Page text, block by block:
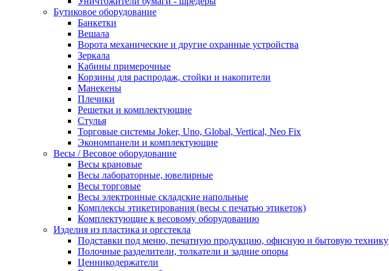
Бутиковое оборудование
Банкетки
Вешала
Ворота механические и другие охранные устройства
Зеркала
Кабины примерочные
Корзины для распродаж, стойки и накопители
Манекены
Плечики
Решетки и комплектующие
Стулья
Торговые системы Joker, Uno, Global, Vertical, Neo Fix
Экономпанели и комплектующие
Весы / Весовое оборудование
Весы крановые
Весы лабораторные, ювелирные
Весы торговые
Весы электронные складские напольные
Комплексы этикетирования (весы с печатью этикеток)
Комплектующие к весовому оборудованию
Изделия из пластика и оргстекла
Подставки под меню, печатную продукцию, офисную и бытовую технику
Полочные разделители, толкатели и задние опоры
Ценникодержатели